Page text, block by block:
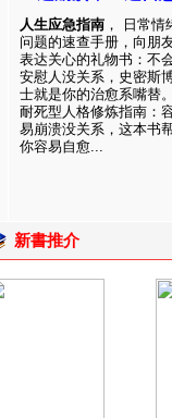
人生应急指南 ， 日常情
问题的速查手册，向朋
表达关心的礼物书：不
安慰人没关系，史密斯
士就是你的治愈系嘴替
耐死型人格修炼指南：
易崩溃没关系，这本书
你容易自愈...
新書推介